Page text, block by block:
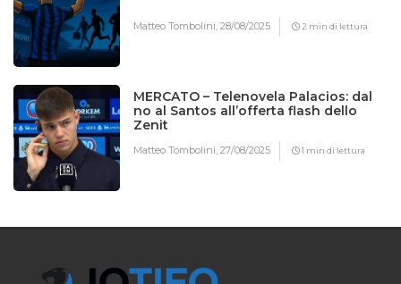
Matteo Tombolini,28/08/2025 2 min di lettura
MERCATO – Telenovela Palacios: dal
no al Santos all’offerta flash dello
Zenit
Matteo Tombolini,27/08/2025 1 min di lettura